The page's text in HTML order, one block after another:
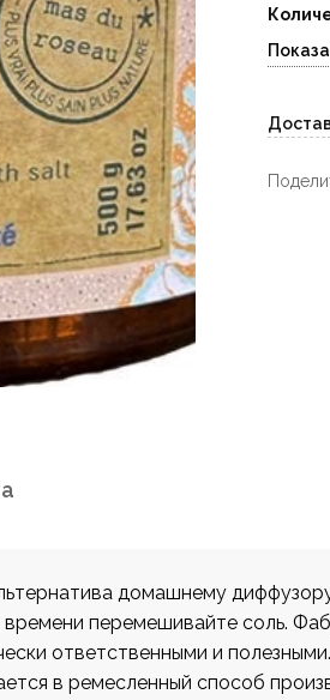
домашнему
перемешивайте соль.
ответственными и
в ремесленный способ